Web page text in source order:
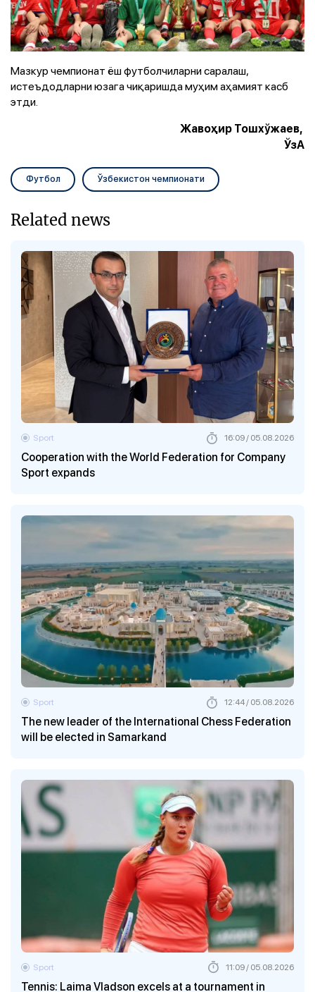
Мазкур чемпионат ёш футболчиларни саралаш,
истеъдодларни юзага чиқаришда муҳим аҳамият касб
этди.
Жавоҳир Тошхўжаев,
ЎзА
Футбол Ўзбекистон чемпионати
Related news
Cooperation with the World Federation for Company
Sport expands
Sport 16:09 / 05.08.2026
The new leader of the International Chess Federation
will be elected in Samarkand
Sport 12:44 / 05.08.2026
Tennis: Laima Vladson excels at a tournament in
Sport 11:09 / 05.08.2026